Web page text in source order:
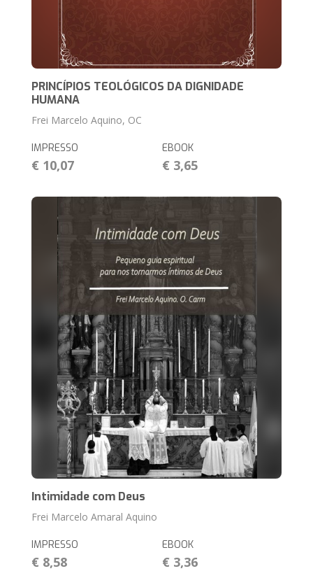
PRINCÍPIOS TEOLÓGICOS DA DIGNIDADE
HUMANA
Frei Marcelo Aquino, OC
IMPRESSO
€ 10,07
EBOOK
€ 3,65
Intimidade com Deus
Frei Marcelo Amaral Aquino
IMPRESSO
€ 8,58
EBOOK
€ 3,36